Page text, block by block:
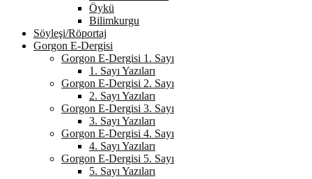
Öykü
Bilimkurgu
Söyleşi/Röportaj
Gorgon E-Dergisi
Gorgon E-Dergisi 1. Sayı
1. Sayı Yazıları
Gorgon E-Dergisi 2. Sayı
2. Sayı Yazıları
Gorgon E-Dergisi 3. Sayı
3. Sayı Yazıları
Gorgon E-Dergisi 4. Sayı
4. Sayı Yazıları
Gorgon E-Dergisi 5. Sayı
5. Sayı Yazıları